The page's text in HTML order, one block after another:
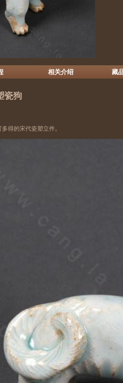
相关介绍 藏
瓷狗
得的宋代瓷塑立件。